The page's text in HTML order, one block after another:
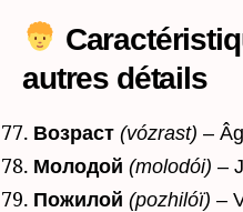
autres détails
Возраст (vózrast) –
Молодой (molodói) –
Пожилой (pozhilóï) –